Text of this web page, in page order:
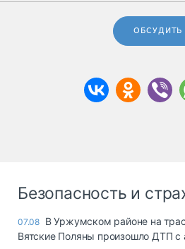
ОБСУДИТЬ
Безопасность и
07.08 В Уржумском районе на
Вятские Поляны произошло ДТП с